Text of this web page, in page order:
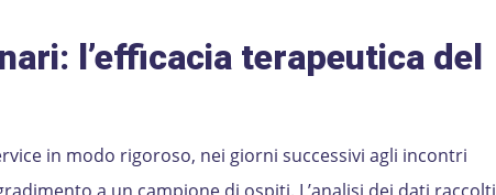
l’efficacia terapeutica del
in modo rigoroso, nei giorni successivi agli incontri